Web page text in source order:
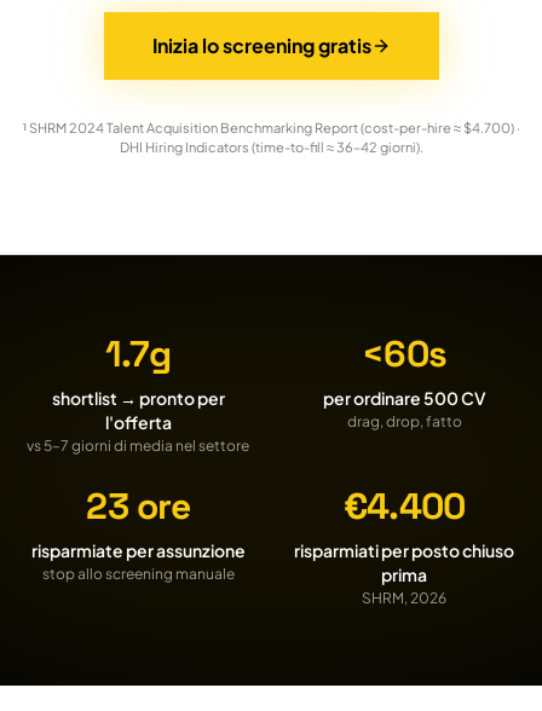
Inizia lo screening gratis
¹ SHRM 2024 Talent Acquisition Benchmarking Report (cost-per-hire ≈ $4.700) ·
DHI Hiring Indicators (time-to-fill ≈ 36–42 giorni).
1.7g
shortlist → pronto per
l'offerta
vs 5–7 giorni di media nel settore
<60s
per ordinare 500 CV
drag, drop, fatto
23 ore
risparmiate per assunzione
stop allo screening manuale
€4.400
risparmiati per posto chiuso
prima
SHRM, 2026